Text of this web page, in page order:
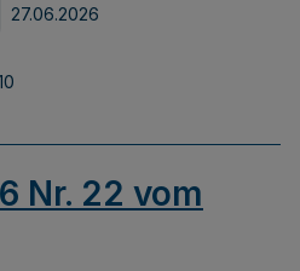
27.06.2026
Nr. 22 vom